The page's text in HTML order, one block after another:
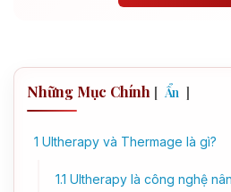
Những Mục Chính [ Ẩn ]
1 Ultherapy và Thermage là gì?
1.1 Ultherapy là công nghệ